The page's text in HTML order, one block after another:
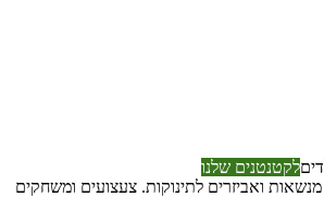
לקטנטנים שלנו
ואביזרים לתינוקות. צעצועים ומשחקים